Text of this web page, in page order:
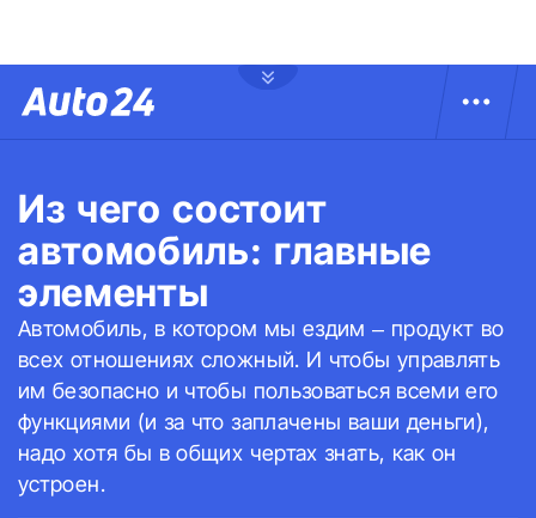
Из чего состоит
автомобиль: главные
элементы
Автомобиль, в котором мы ездим – продукт во
всех отношениях сложный. И чтобы управлять
им безопасно и чтобы пользоваться всеми его
функциями (и за что заплачены ваши деньги),
надо хотя бы в общих чертах знать, как он
устроен.